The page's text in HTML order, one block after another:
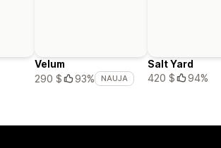
Velum
290 $
93% NAUJA
Salt Yard
420 $
94%